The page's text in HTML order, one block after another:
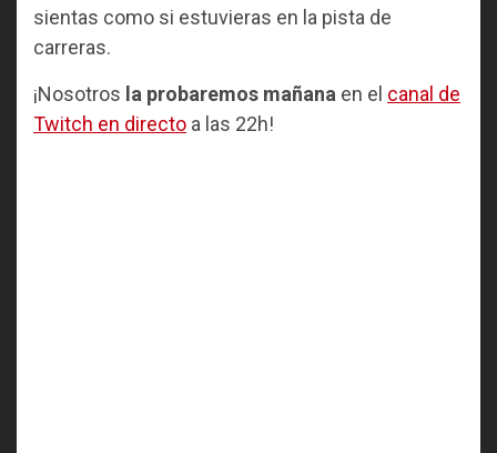
sientas como si estuvieras en la pista de
carreras.
¡Nosotros la probaremos mañana en el canal de
Twitch en directo a las 22h!